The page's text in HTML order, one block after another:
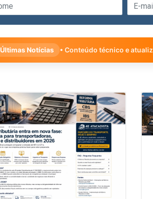
Últimas Notícias • Conteúdo técnico e